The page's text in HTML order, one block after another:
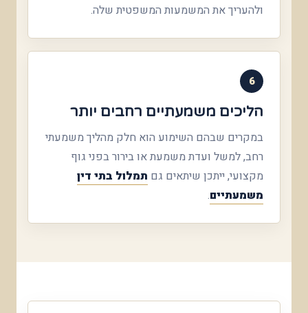
ולהעריך את המשמעות המשפטית שלה.
6
הליכים משמעתיים רחבים יותר
במקרים שבהם השימוע הוא חלק מהליך משמעתי
רחב, למשל ועדת משמעת או בירור בפני גוף
מקצועי, ייתכן שיתאים גם תמלול בתי דין
משמעתיים.